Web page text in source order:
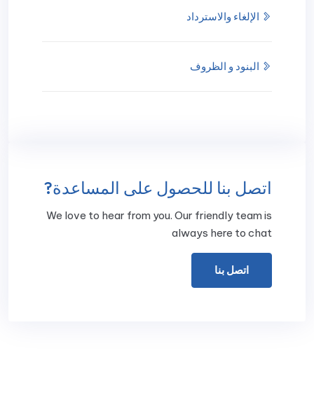
الإلغاء والاسترداد
البنود و الظروف
اتصل بنا للحصول على المساعدة?
We love to hear from you. Our friendly team is
always here to chat
اتصل بنا